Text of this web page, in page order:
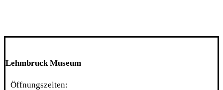
Lehmbruck Museum
Öffnungszeiten: